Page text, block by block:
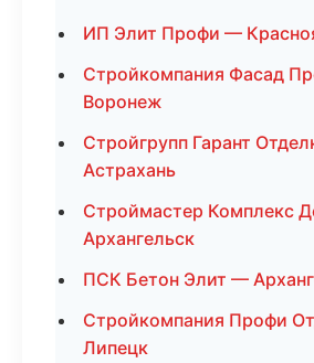
ИП Элит Профи —
Стройкомпания Фасад
Воронеж
Стройгрупп Гарант
Астрахань
Строймастер Комплекс
Архангельск
ПСК Бетон Элит —
Стройкомпания Профи
Липецк